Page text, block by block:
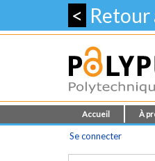
<
Accueil À
Se connecter